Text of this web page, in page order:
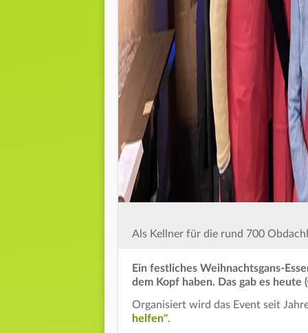
Als Kellner für die rund 700
Ein festliches Weihnachtsgans-
dem Kopf haben. Das gab es
Organisiert wird das Event seit
helfen".